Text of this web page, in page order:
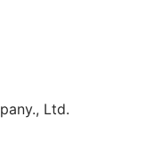
Ltd.